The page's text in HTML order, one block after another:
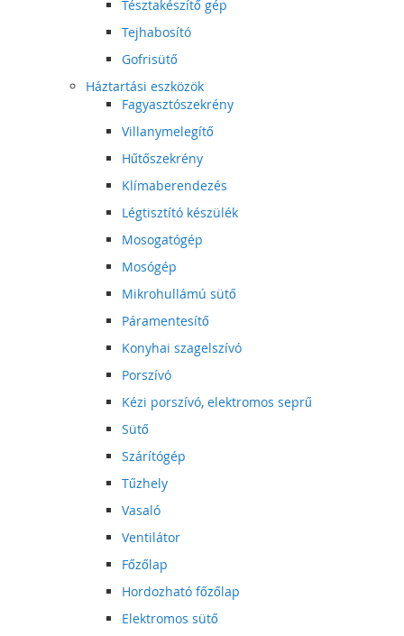
Tésztakészítő gép
Tejhabosító
Gofrisütő
Háztartási eszközök
Fagyasztószekrény
Villanymelegítő
Hűtőszekrény
Klímaberendezés
Légtisztító készülék
Mosogatógép
Mosógép
Mikrohullámú sütő
Páramentesítő
Konyhai szagelszívó
Porszívó
Kézi porszívó, elektromos seprű
Sütő
Szárítógép
Tűzhely
Vasaló
Ventilátor
Főzőlap
Hordozható főzőlap
Elektromos sütő